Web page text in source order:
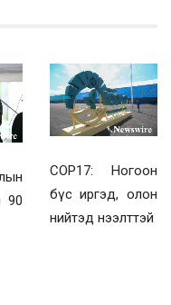
90
COP17: Ногоон
бүс иргэд, олон
нийтэд нээлттэй